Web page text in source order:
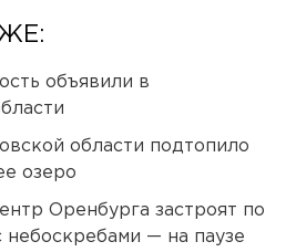
объявили в
области подтопило
озеро
Оренбурга застроят по
небоскребами — на паузе